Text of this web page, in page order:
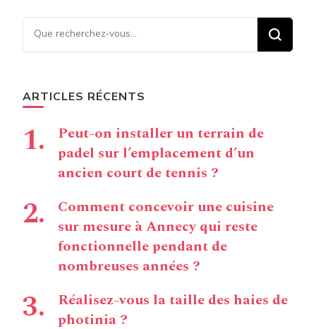
articles
Vous recherchiez quelque
chose ?
ARTICLES RÉCENTS
Peut-on installer un terrain de
padel sur l’emplacement d’un
ancien court de tennis ?
Comment concevoir une cuisine
sur mesure à Annecy qui reste
fonctionnelle pendant de
nombreuses années ?
Réalisez-vous la taille des haies de
photinia ?